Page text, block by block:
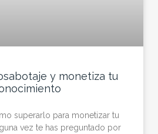
y monetiza tu
superarlo para monetizar tu
vez te has preguntado por